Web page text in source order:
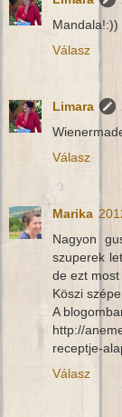
Mandala!:))
Válasz
Limara
Válasz
Marika
Nagyon
szuperek
de ezt
Köszi
A
http://
receptje-
Válasz